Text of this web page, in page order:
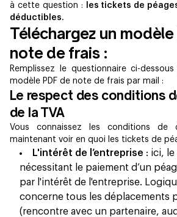
à cette question :
les tickets de
déductibles.
Téléchargez un modèle
note de frais :
Remplissez le questionnaire ci-
modèle PDF de note de frais par mail :
Le respect des conditions
de la TVA
Vous connaissez les conditions de
maintenant voir en quoi les tickets de
L'intérêt de l’entreprise : ici, le
nécessitant le paiement d’un
par l'intérêt de l'entreprise.
concerne tous les déplacements
(rencontre avec un partenaire,